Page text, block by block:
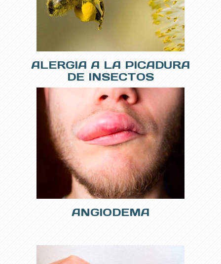
ALERGIA A LA PICADURA
DE INSECTOS
ANGIODEMA